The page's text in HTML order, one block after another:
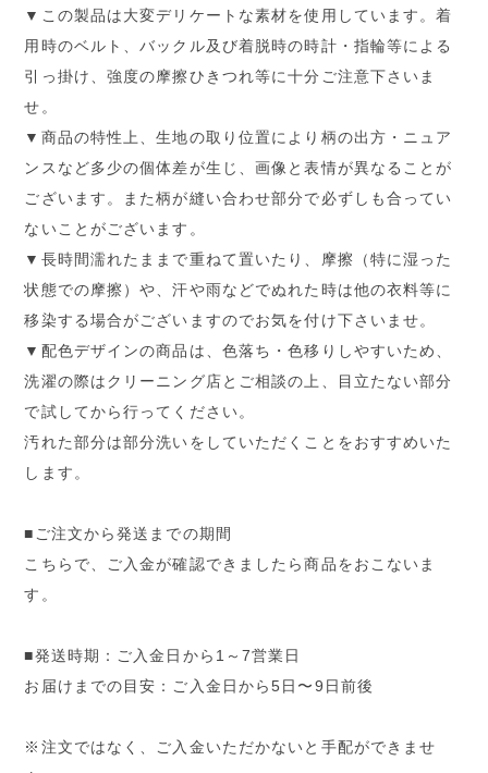
▼この製品は大変デリケートな素材を使用しています。着
用時のベルト、バックル及び着脱時の時計・指輪等による
引っ掛け、強度の摩擦ひきつれ等に十分ご注意下さいま
せ。
▼商品の特性上、生地の取り位置により柄の出方・ニュア
ンスなど多少の個体差が生じ、画像と表情が異なることが
ございます。また柄が縫い合わせ部分で必ずしも合ってい
ないことがございます。
▼長時間濡れたままで重ねて置いたり、摩擦（特に湿った
状態での摩擦）や、汗や雨などでぬれた時は他の衣料等に
移染する場合がございますのでお気を付け下さいませ。
▼配色デザインの商品は、色落ち・色移りしやすいため、
洗濯の際はクリーニング店とご相談の上、目立たない部分
で試してから行ってください。
汚れた部分は部分洗いをしていただくことをおすすめいた
します。
■ご注文から発送までの期間
こちらで、ご入金が確認できましたら商品をおこないま
す。
■発送時期：ご入金日から1～7営業日
お届けまでの目安：ご入金日から5日〜9日前後
※注文ではなく、ご入金いただかないと手配ができませ